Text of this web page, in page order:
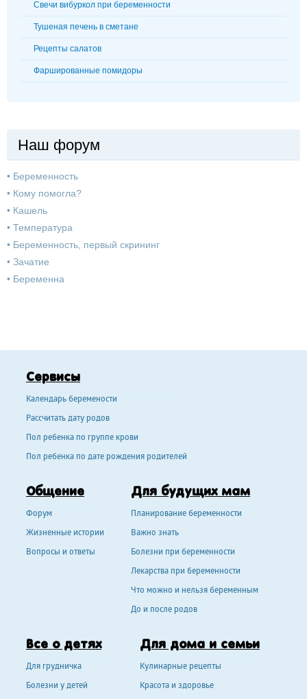
Свечи вибуркол при беременности
Тушеная печень в сметане
Рецепты салатов
Фаршированные помидоры
Наш форум
• Беременность
• Кому помогла?
• Кашель
• Температура
• Беременность, первый скрининг
• Зачатие
• Беременна
Сервисы
Календарь беремености
Рассчитать дату родов
Пол ребенка по группе крови
Пол ребенка по дате рождения родителей
Общение
Форум
Жизненные истории
Вопросы и ответы
Для будущих мам
Планирование беременности
Важно знать
Болезни при беременности
Лекарства при беременности
Что можно и нельзя беременным
До и после родов
Все о детях
Для грудничка
Болезни у детей
Для дома и семьи
Кулинарные рецепты
Красота и здоровье